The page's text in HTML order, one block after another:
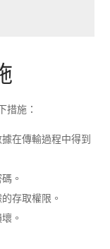
措施：
在傳輸過程中得到
。
存取權限。
。